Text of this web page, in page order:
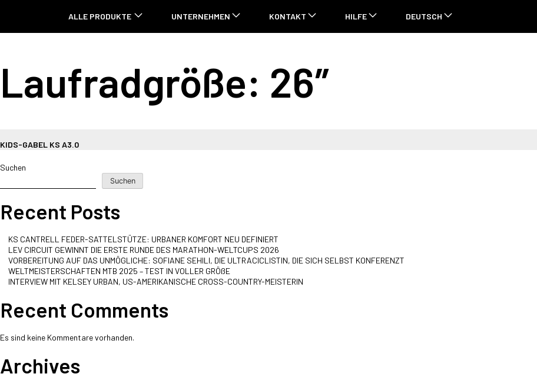
ALLE PRODUKTE UNTERNEHMEN KONTAKT HILFE DEUTSCH
Laufradgröße: 26″
KIDS-GABEL KS A3.0
Suchen
Suchen
Recent Posts
KS CANTRELL FEDER-SATTELSTÜTZE: URBANER KOMFORT NEU DEFINIERT
LEV CIRCUIT GEWINNT DIE ERSTE RUNDE DES MARATHON-WELTCUPS 2026
VORBEREITUNG AUF DAS UNMÖGLICHE: SOFIANE SEHILI, DIE ULTRACICLISTIN, DIE SICH SELBST KONFERENZT
WELTMEISTERSCHAFTEN MTB 2025 – TEST IN VOLLER GRÖßE
INTERVIEW MIT KELSEY URBAN, US-AMERIKANISCHE CROSS-COUNTRY-MEISTERIN
Recent Comments
Es sind keine Kommentare vorhanden.
Archives